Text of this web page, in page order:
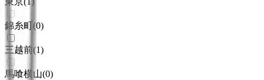
錦糸町(0)
三越前(1)
馬喰横山(0)